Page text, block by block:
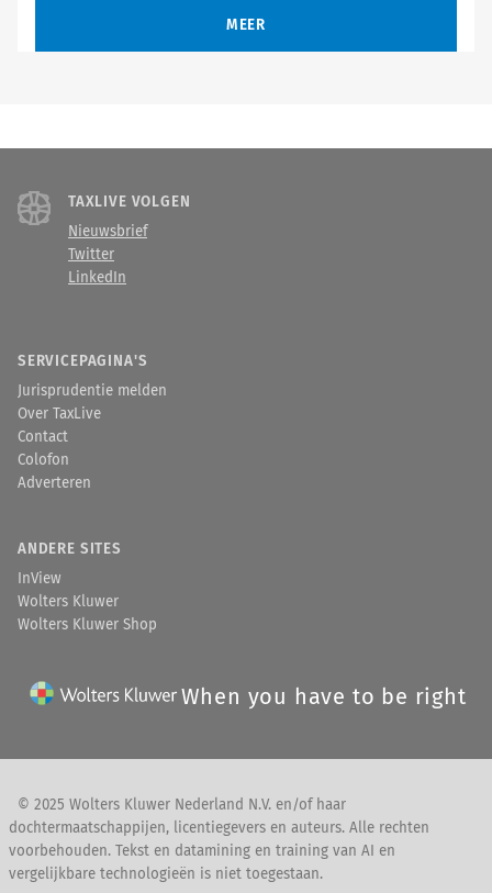
MEER
TAXLIVE VOLGEN
Nieuwsbrief
Twitter
LinkedIn
SERVICEPAGINA'S
Jurisprudentie melden
Over TaxLive
Contact
Colofon
Adverteren
ANDERE SITES
InView
Wolters Kluwer
Wolters Kluwer Shop
When you have to be right
© 2025 Wolters Kluwer Nederland N.V. en/of haar
dochtermaatschappijen, licentiegevers en auteurs. Alle rechten
voorbehouden. Tekst en datamining en training van AI en
vergelijkbare technologieën is niet toegestaan.